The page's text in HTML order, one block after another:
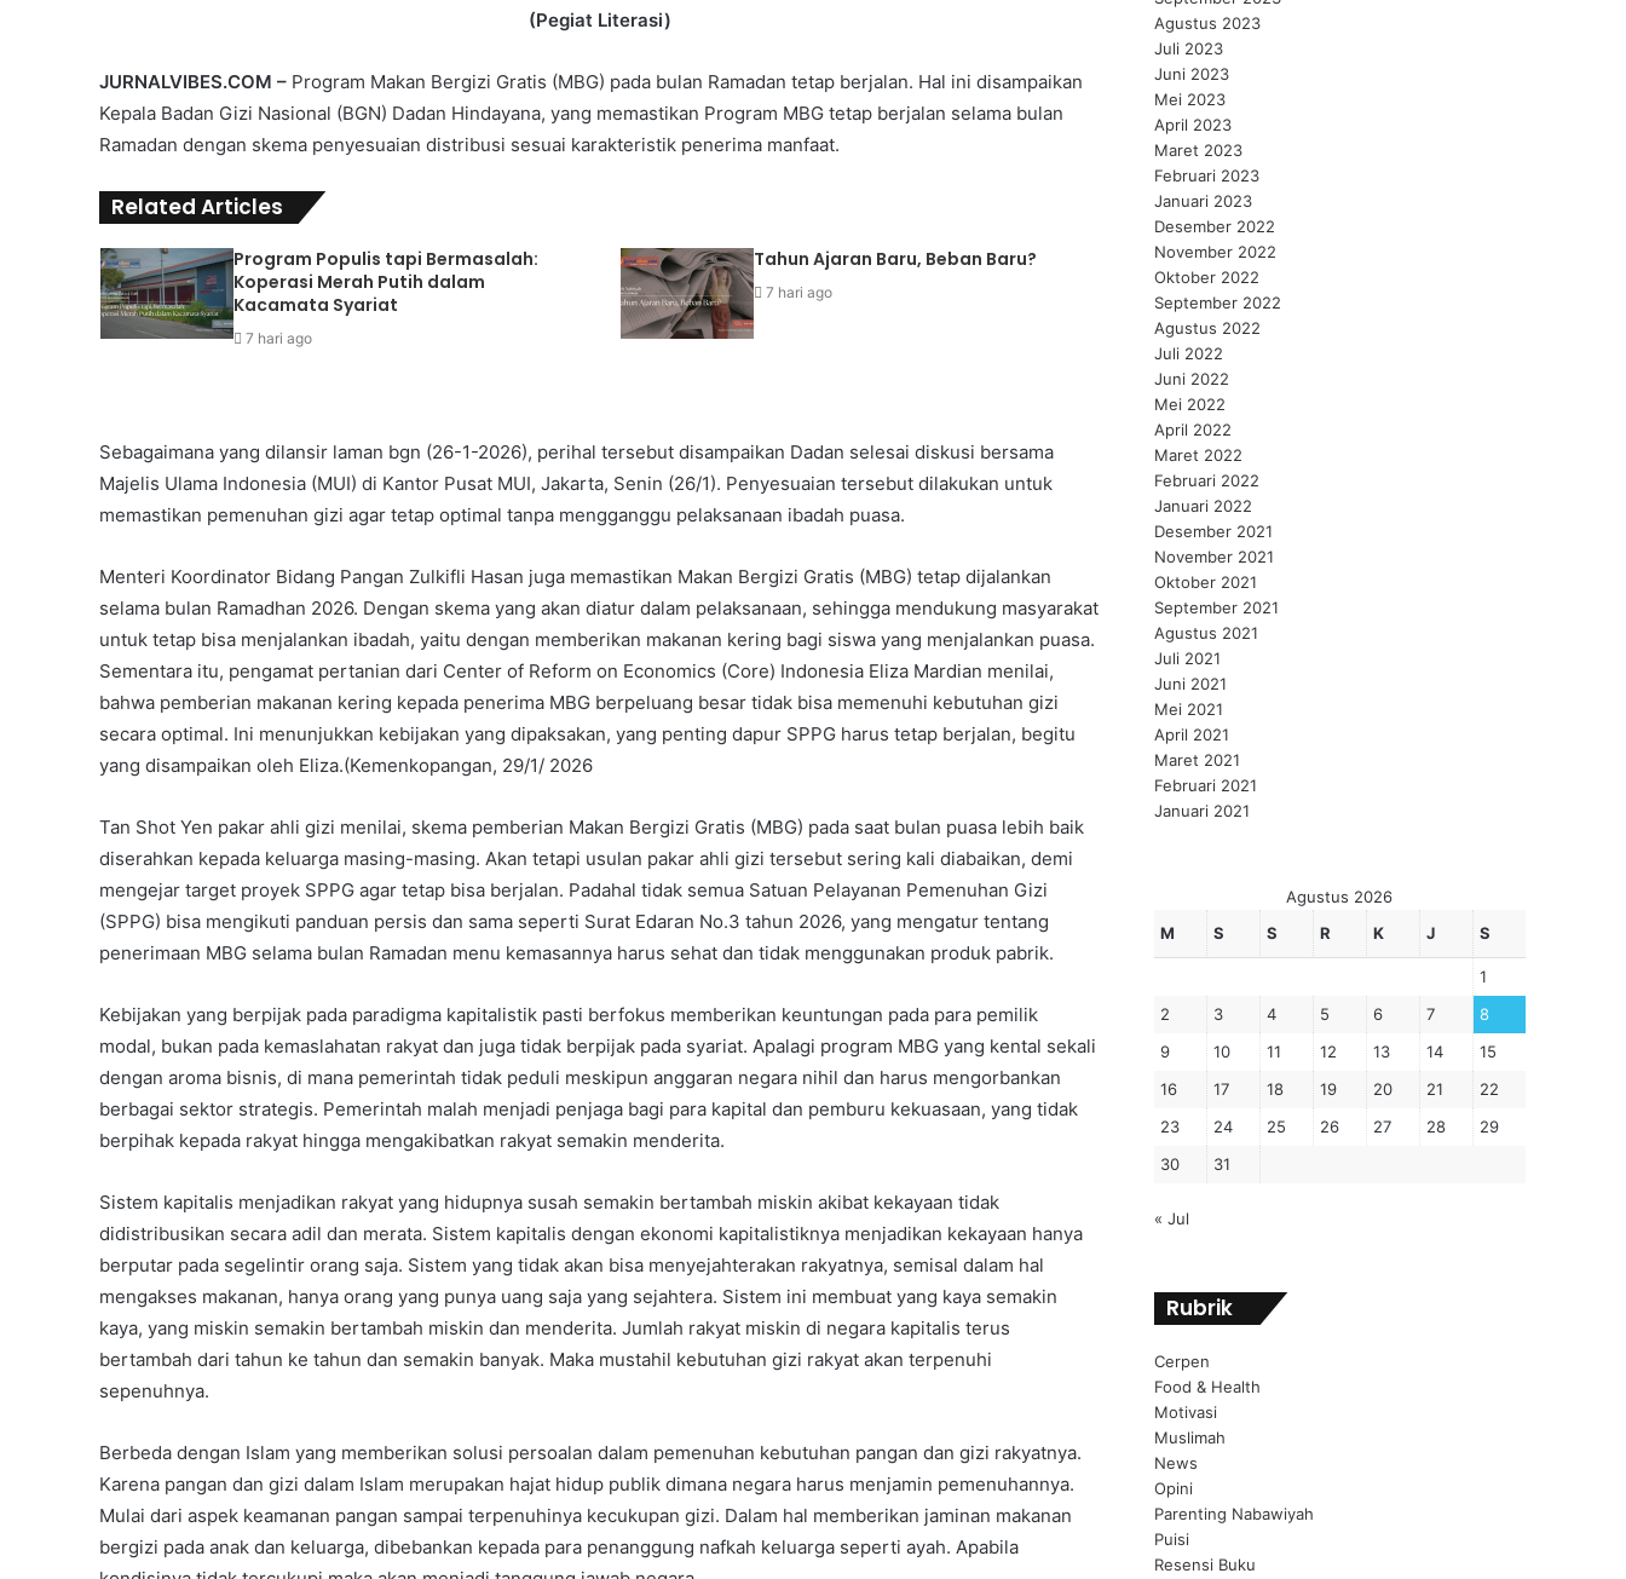
(Pegiat Literasi)
JURNALVIBES.COM – Program Makan Bergizi Gratis (MBG) pada bulan Ramadan tetap berjalan. Hal ini disampaikan
Kepala Badan Gizi Nasional (BGN) Dadan Hindayana, yang memastikan Program MBG tetap berjalan selama bulan
Ramadan dengan skema penyesuaian distribusi sesuai karakteristik penerima manfaat.
Related Articles
Program Populis tapi Bermasalah:
Koperasi Merah Putih dalam
Kacamata Syariat
7 hari ago
Tahun Ajaran Baru, Beban Baru?
7 hari ago
Sebagaimana yang dilansir laman bgn (26-1-2026), perihal tersebut disampaikan Dadan selesai diskusi bersama
Majelis Ulama Indonesia (MUI) di Kantor Pusat MUI, Jakarta, Senin (26/1). Penyesuaian tersebut dilakukan untuk
memastikan pemenuhan gizi agar tetap optimal tanpa mengganggu pelaksanaan ibadah puasa.
Menteri Koordinator Bidang Pangan Zulkifli Hasan juga memastikan Makan Bergizi Gratis (MBG) tetap dijalankan
selama bulan Ramadhan 2026. Dengan skema yang akan diatur dalam pelaksanaan, sehingga mendukung masyarakat
untuk tetap bisa menjalankan ibadah, yaitu dengan memberikan makanan kering bagi siswa yang menjalankan puasa.
Sementara itu, pengamat pertanian dari Center of Reform on Economics (Core) Indonesia Eliza Mardian menilai,
bahwa pemberian makanan kering kepada penerima MBG berpeluang besar tidak bisa memenuhi kebutuhan gizi
secara optimal. Ini menunjukkan kebijakan yang dipaksakan, yang penting dapur SPPG harus tetap berjalan, begitu
yang disampaikan oleh Eliza.(Kemenkopangan, 29/1/ 2026
Tan Shot Yen pakar ahli gizi menilai, skema pemberian Makan Bergizi Gratis (MBG) pada saat bulan puasa lebih baik
diserahkan kepada keluarga masing-masing. Akan tetapi usulan pakar ahli gizi tersebut sering kali diabaikan, demi
mengejar target proyek SPPG agar tetap bisa berjalan. Padahal tidak semua Satuan Pelayanan Pemenuhan Gizi
(SPPG) bisa mengikuti panduan persis dan sama seperti Surat Edaran No.3 tahun 2026, yang mengatur tentang
penerimaan MBG selama bulan Ramadan menu kemasannya harus sehat dan tidak menggunakan produk pabrik.
Kebijakan yang berpijak pada paradigma kapitalistik pasti berfokus memberikan keuntungan pada para pemilik
modal, bukan pada kemaslahatan rakyat dan juga tidak berpijak pada syariat. Apalagi program MBG yang kental sekali
dengan aroma bisnis, di mana pemerintah tidak peduli meskipun anggaran negara nihil dan harus mengorbankan
berbagai sektor strategis. Pemerintah malah menjadi penjaga bagi para kapital dan pemburu kekuasaan, yang tidak
berpihak kepada rakyat hingga mengakibatkan rakyat semakin menderita.
Sistem kapitalis menjadikan rakyat yang hidupnya susah semakin bertambah miskin akibat kekayaan tidak
didistribusikan secara adil dan merata. Sistem kapitalis dengan ekonomi kapitalistiknya menjadikan kekayaan hanya
berputar pada segelintir orang saja. Sistem yang tidak akan bisa menyejahterakan rakyatnya, semisal dalam hal
mengakses makanan, hanya orang yang punya uang saja yang sejahtera. Sistem ini membuat yang kaya semakin
kaya, yang miskin semakin bertambah miskin dan menderita. Jumlah rakyat miskin di negara kapitalis terus
bertambah dari tahun ke tahun dan semakin banyak. Maka mustahil kebutuhan gizi rakyat akan terpenuhi
sepenuhnya.
Berbeda dengan Islam yang memberikan solusi persoalan dalam pemenuhan kebutuhan pangan dan gizi rakyatnya.
Karena pangan dan gizi dalam Islam merupakan hajat hidup publik dimana negara harus menjamin pemenuhannya.
Mulai dari aspek keamanan pangan sampai terpenuhinya kecukupan gizi. Dalam hal memberikan jaminan makanan
bergizi pada anak dan keluarga, dibebankan kepada para penanggung nafkah keluarga seperti ayah. Apabila
Agustus 2023
Juli 2023
Juni 2023
Mei 2023
April 2023
Maret 2023
Februari 2023
Januari 2023
Desember 2022
November 2022
Oktober 2022
September 2022
Agustus 2022
Juli 2022
Juni 2022
Mei 2022
April 2022
Maret 2022
Februari 2022
Januari 2022
Desember 2021
November 2021
Oktober 2021
September 2021
Agustus 2021
Juli 2021
Juni 2021
Mei 2021
April 2021
Maret 2021
Februari 2021
Januari 2021
Agustus 2026
M
S S R K J S
1
2
3 4 5 6 7
8
9
10 11 12 13 14
15
16
17 18 19 20 21
22
23
24 25 26 27 28
29
30
31
« Jul
Rubrik
Cerpen
Food & Health
Motivasi
Muslimah
News
Opini
Parenting Nabawiyah
Puisi
Resensi Buku